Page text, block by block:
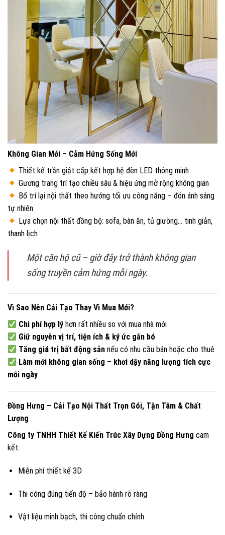
Không Gian Mới – Cảm Hứng Sống Mới
Thiết kế trần giật cấp kết hợp hệ đèn LED thông minh
Gương trang trí tạo chiều sâu & hiệu ứng mở rộng không gian
Bố trí lại nội thất theo hướng tối ưu công năng – đón ánh sáng
tự nhiên
Lựa chọn nội thất đồng bộ: sofa, bàn ăn, tủ giường… tinh giản,
thanh lịch
Một căn hộ cũ – giờ đây trở thành không gian
sống truyền cảm hứng mỗi ngày.
Vì Sao Nên Cải Tạo Thay Vì Mua Mới?
Chi phí hợp lý hơn rất nhiều so với mua nhà mới
Giữ nguyên vị trí, tiện ích & ký ức gắn bó
Tăng giá trị bất động sản nếu có nhu cầu bán hoặc cho thuê
Làm mới không gian sống – khơi dậy năng lượng tích cực
mỗi ngày
Đồng Hưng – Cải Tạo Nội Thất Trọn Gói, Tận Tâm & Chất
Lượng
Công ty TNHH Thiết Kế Kiến Trúc Xây Dựng Đồng Hưng cam
kết:
Miễn phí thiết kế 3D
Thi công đúng tiến độ – bảo hành rõ ràng
Vật liệu minh bạch, thi công chuẩn chỉnh